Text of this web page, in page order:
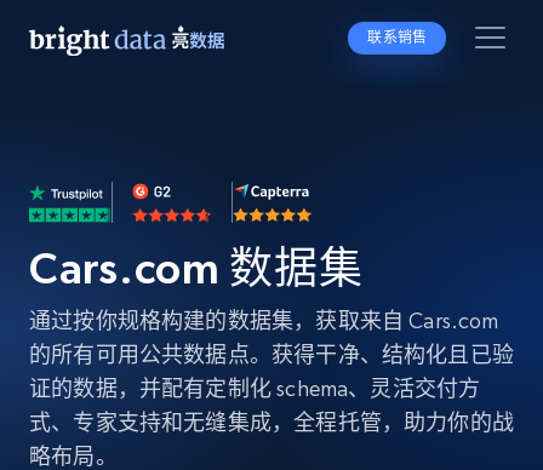
联系销售
Cars.com 数据集
通过按你规格构建的数据集，获取来自 Cars.com
的所有可用公共数据点。获得干净、结构化且已验
证的数据，并配有定制化 schema、灵活交付方
式、专家支持和无缝集成，全程托管，助力你的战
略布局。